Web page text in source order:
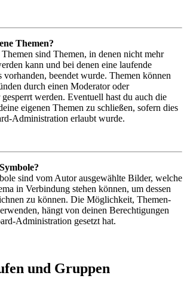
Themen?
Themen sind Themen, in denen nicht mehr
kann und bei denen eine laufende
vorhanden, beendet wurde. Themen können
durch einen Moderator oder
werden. Eventuell hast du auch die
eigenen Themen zu schließen, sofern dies
Administration erlaubt wurde.
sind vom Autor ausgewählte Bilder, welche
in Verbindung stehen können, um dessen
zu können. Die Möglichkeit, Themen-
hängt von deinen Berechtigungen
Administration gesetzt hat.
und Gruppen